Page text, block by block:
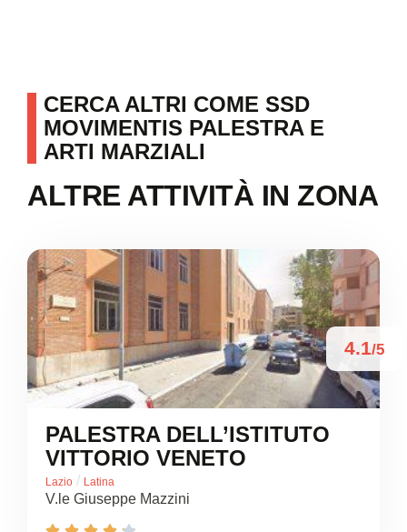
CERCA ALTRI COME SSD
MOVIMENTIS PALESTRA E
ARTI MARZIALI
ALTRE ATTIVITÀ IN ZONA
4.1/5
PALESTRA DELL’ISTITUTO
VITTORIO VENETO
Lazio / Latina
V.le Giuseppe Mazzini